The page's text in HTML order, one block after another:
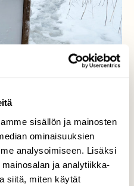
sisällön ja mainosten
ominaisuuksien
analysoimiseen. Lisäksi
ja analytiikka-
siitä, miten käytät